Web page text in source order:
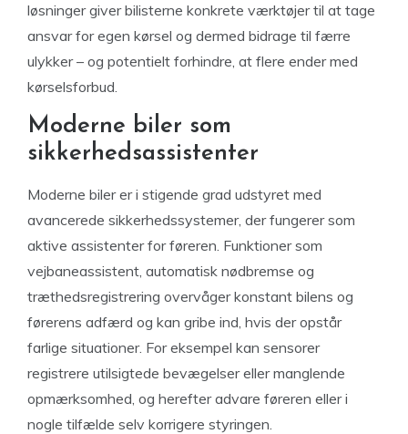
løsninger giver bilisterne konkrete værktøjer til at tage
ansvar for egen kørsel og dermed bidrage til færre
ulykker – og potentielt forhindre, at flere ender med
kørselsforbud.
Moderne biler som
sikkerhedsassistenter
Moderne biler er i stigende grad udstyret med
avancerede sikkerhedssystemer, der fungerer som
aktive assistenter for føreren. Funktioner som
vejbaneassistent, automatisk nødbremse og
træthedsregistrering overvåger konstant bilens og
førerens adfærd og kan gribe ind, hvis der opstår
farlige situationer. For eksempel kan sensorer
registrere utilsigtede bevægelser eller manglende
opmærksomhed, og herefter advare føreren eller i
nogle tilfælde selv korrigere styringen.